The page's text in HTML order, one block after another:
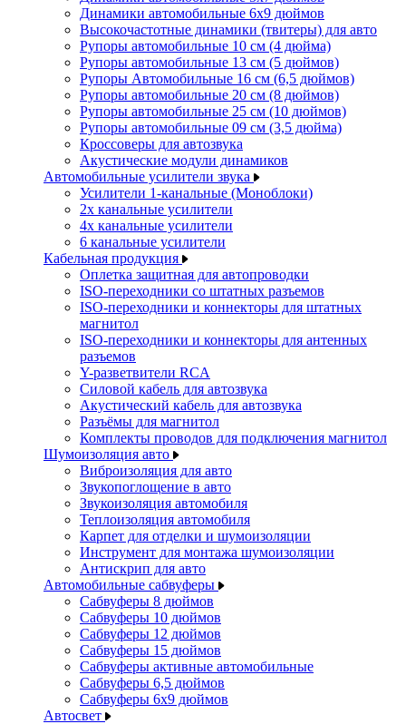
Динамики автомобильные 6x9 дюймов
Высокочастотные динамики (твитеры) для авто
Рупоры автомобильные 10 см (4 дюйма)
Рупоры автомобильные 13 см (5 дюймов)
Рупоры Автомобильные 16 см (6,5 дюймов)
Рупоры автомобильные 20 см (8 дюймов)
Рупоры автомобильные 25 см (10 дюймов)
Рупоры автомобильные 09 см (3,5 дюйма)
Кроссоверы для автозвука
Акустические модули динамиков
Автомобильные усилители звука
Усилители 1-канальные (Моноблоки)
2х канальные усилители
4х канальные усилители
6 канальные усилители
Кабельная продукция
Оплетка защитная для автопроводки
ISO-переходники со штатных разъемов
ISO-переходники и коннекторы для штатных
магнитол
ISO-переходники и коннекторы для антенных
разъемов
Y-разветвители RCA
Силовой кабель для автозвука
Акустический кабель для автозвука
Разъёмы для магнитол
Комплекты проводов для подключения магнитол
Шумоизоляция авто
Виброизоляция для авто
Звукопоглощение в авто
Звукоизоляция автомобиля
Теплоизоляция автомобиля
Карпет для отделки и шумоизоляции
Инструмент для монтажа шумоизоляции
Антискрип для авто
Автомобильные сабвуферы
Сабвуферы 8 дюймов
Сабвуферы 10 дюймов
Сабвуферы 12 дюймов
Сабвуферы 15 дюймов
Сабвуферы активные автомобильные
Сабвуферы 6,5 дюймов
Сабвуферы 6x9 дюймов
Автосвет